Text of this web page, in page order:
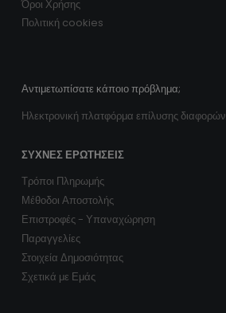
Όροι Χρήσης
Πολιτική cookies
Αντιμετωπίσατε κάποιο πρόβλημα;
Ηλεκτρονική πλατφόρμα επίλυσης διαφορών
ΣΥΧΝΈΣ ΕΡΩΤΉΣΕΙΣ
Τρόποι Πληρωμής
Μέθοδοι Αποστολής
Επιστροφές - Υπαναχώρηση
Παραγγελίες
Στοιχεία Δημοσιότητας
Σχετικά με Εμάς